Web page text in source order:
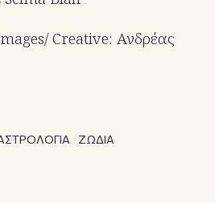
Creative: Ανδρέας
ΖΩΔΙΑ